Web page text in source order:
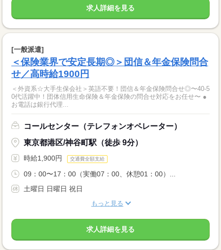
求人詳細を見る
[一般派遣]
＜保険業界で安定長期◎＞団信＆年金保険問合
せ／高時給1900円
＜外資系☆大手生保会社＞英語不要！団信＆年金保険問合せ◎〜40-5
0代活躍中！団体信用生命保険＆年金保険の問合せ対応をお任せ〜 ●
お電話は銀行代理...
コールセンター（テレフォンオペレーター）
東京都港区/神谷町駅（徒歩 9分）
時給1,900円 交通費全額支給
09：00〜17：00（実働07：00、休憩01：00）...
土曜日 日曜日 祝日
もっと見る
求人詳細を見る